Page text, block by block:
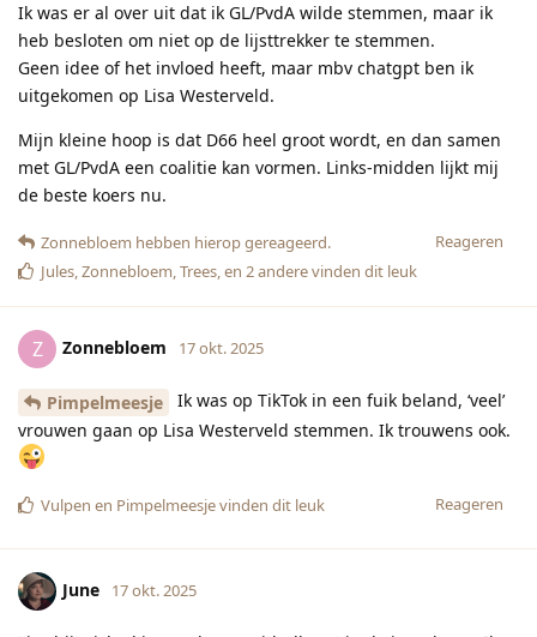
Ik was er al over uit dat ik GL/PvdA wilde stemmen, maar ik
heb besloten om niet op de lijsttrekker te stemmen.
Geen idee of het invloed heeft, maar mbv chatgpt ben ik
uitgekomen op Lisa Westerveld.
Mijn kleine hoop is dat D66 heel groot wordt, en dan samen
met GL/PvdA een coalitie kan vormen. Links-midden lijkt mij
de beste koers nu.
Reageren
Zonnebloem hebben hierop gereageerd.
Jules,Zonnebloem,Trees, en 2anderevinden dit leuk
Z Zonnebloem 17 okt. 2025
Pimpelmeesje
Ik was op TikTok in een fuik beland, ‘veel’
vrouwen gaan op Lisa Westerveld stemmen. Ik trouwens ook.
Reageren
Vulpen en Pimpelmeesjevinden dit leuk
June 17 okt. 2025